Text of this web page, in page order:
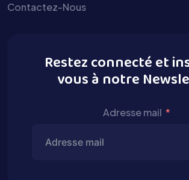
Contactez-Nous
Restez connecté et
vous à notre
Adresse mail